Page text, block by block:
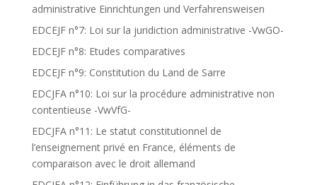
administrative Einrichtungen und Verfahrensweisen
EDCEJF n°7: Loi sur la juridiction administrative -VwGO-
EDCEJF n°8: Etudes comparatives
EDCEJF n°9: Constitution du Land de Sarre
EDCJFA n°10: Loi sur la procédure administrative non
contentieuse -VwVfG-
EDCJFA n°11: Le statut constitutionnel de
l’enseignement privé en France, éléments de
comparaison avec le droit allemand